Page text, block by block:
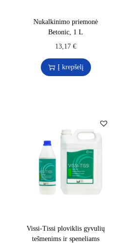
Nukalkinimo priemonė
Betonic, 1 L
13,17€
Į krepšelį
Vissi-Tissi ploviklis gyvulių
tešmenims ir speneliams